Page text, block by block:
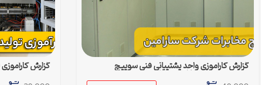
گزارش کارآموزی واحد پشتیبانی فنی سوییچ
مخابرات شرکت سارامین – فایل ورد
گزارش
برق صنعتی